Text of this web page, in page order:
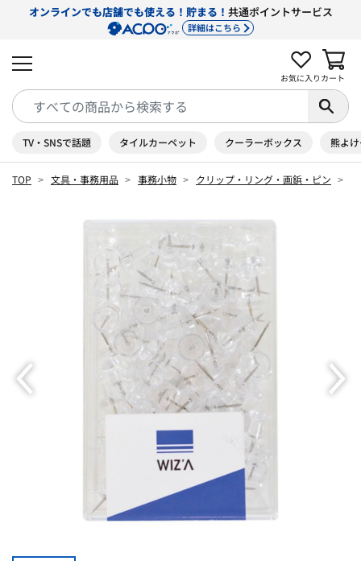
オンラインでも店舗でも使える！貯まる！ 共通ポイントサービス
詳細はこちら
お気に入り カート
TV・SNSで話題 タイルカーペット クーラーボックス 熊よ
TOP 文具・事務用品 事務小物 クリップ・リング・画鋲・ピン